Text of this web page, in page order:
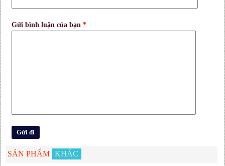
Gửi bình luận của bạn*
SẢN PHẨM KHÁC